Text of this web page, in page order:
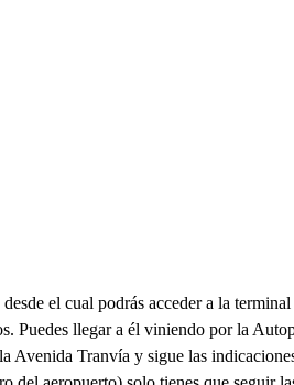
el cual podrás acceder a la
Puedes llegar a él viniendo por la
Avenida Tranvía y sigue las